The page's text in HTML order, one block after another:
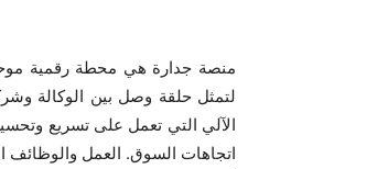
منصة جدارة هي محطة رقمية
لتمثل حلقة وصل بين الوكالة
الآلي التي تعمل على تسريع
اتجاهات السوق. العمل والوظائف